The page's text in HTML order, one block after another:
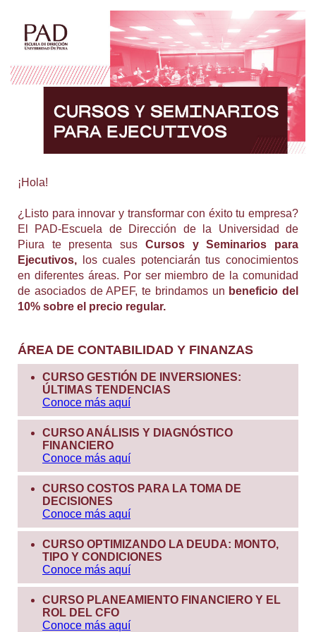
¡Hola!
¿Listo para innovar y transformar con éxito tu empresa?
El PAD-Escuela de Dirección de la Universidad de
Piura te presenta sus Cursos y Seminarios para
Ejecutivos, los cuales potenciarán tus conocimientos
en diferentes áreas. Por ser miembro de la comunidad
de asociados de APEF, te brindamos un beneficio del
10% sobre el precio regular.
ÁREA DE CONTABILIDAD Y FINANZAS
CURSO GESTIÓN DE INVERSIONES:
ÚLTIMAS TENDENCIAS
Conoce más aquí
CURSO ANÁLISIS Y DIAGNÓSTICO
FINANCIERO
Conoce más aquí
CURSO COSTOS PARA LA TOMA DE
DECISIONES
Conoce más aquí
CURSO OPTIMIZANDO LA DEUDA: MONTO,
TIPO Y CONDICIONES
Conoce más aquí
CURSO PLANEAMIENTO FINANCIERO Y EL
ROL DEL CFO
Conoce más aquí